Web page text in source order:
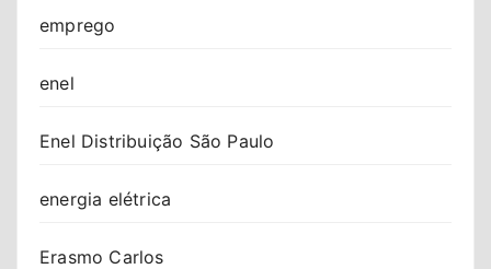
emprego
enel
Enel Distribuição São Paulo
energia elétrica
Erasmo Carlos